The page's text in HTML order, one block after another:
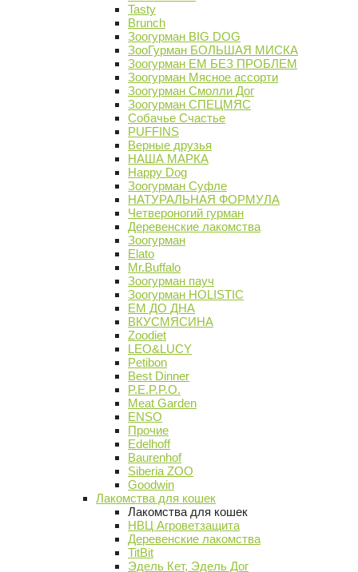
Tasty
Brunch
Зоогурман BIG DOG
ЗооГурман БОЛЬШАЯ МИСКА
Зоогурман ЕМ БЕЗ ПРОБЛЕМ
Зоогурман Мясное ассорти
Зоогурман Смолли Дог
Зоогурман СПЕЦМЯС
Собачье Счастье
PUFFINS
Верные друзья
НАША МАРКА
Happy Dog
Зоогурман Суфле
НАТУРАЛЬНАЯ ФОРМУЛА
Четвероногий гурман
Деревенские лакомства
Зоогурман
Elato
Mr.Buffalo
Зоогурман пауч
Зоогурман HOLISTIC
ЕМ ДО ДНА
ВКУСМЯСИНА
Zoodiet
LEO&LUCY
Petibon
Best Dinner
P.E.P.P.O.
Meat Garden
ENSO
Прочие
Edelhoff
Baurenhof
Siberia ZOO
Goodwin
Лакомства для кошек
Лакомства для кошек
НВЦ Агроветзащита
Деревенские лакомства
TitBit
Эдель Кет, Эдель Дог